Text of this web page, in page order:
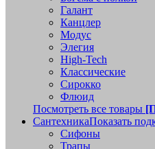
Галант
Канцлер
Модус
Элегия
High-Tech
Классические
Сирокко
Флюид
Посмотреть все товары
СантехникаПоказать
Сифоны
Трапы